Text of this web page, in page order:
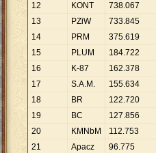
12
KONT 738.067
13
PZiW 733.845
14
PRM 375.619
15
PLUM 184.722
16
K-87 162.378
17
S.A.M. 155.634
18
BR 122.720
19
BC 127.856
20
KMNbM 112.753
21
Apacz 96.775